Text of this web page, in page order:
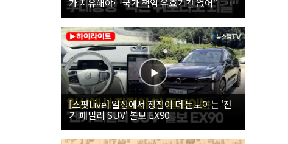
26.08.07 국가폭력 피해자 위로 오찬
[스팟Live] 일상에서 장점이 더 돋보이는 '전
기 패밀리 SUV' 볼보 EX90